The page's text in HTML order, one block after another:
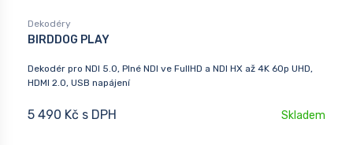
Dekodéry
BIRDDOG PLAY
Dekodér pro NDI 5.0, Plné NDI ve FullHD a NDI HX až 4K 60p UHD,
HDMI 2.0, USB napájení
5 490 Kč s DPH Skladem